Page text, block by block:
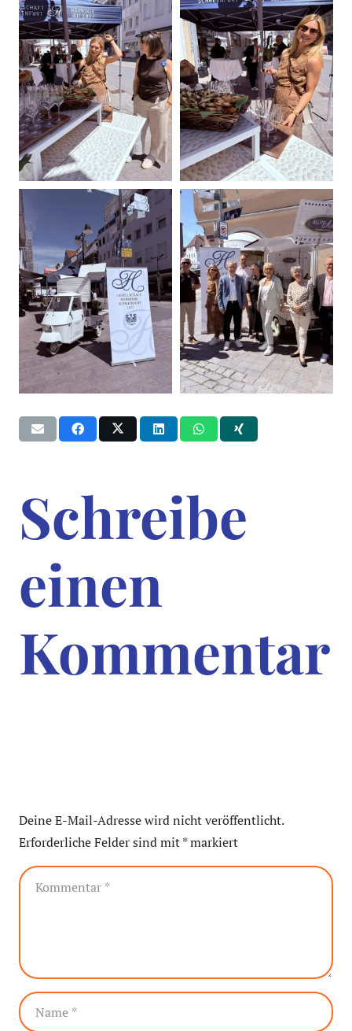
Schreibe
einen
Kommentar
Deine E-Mail-Adresse wird nicht veröffentlicht.
Erforderliche Felder sind mit*markiert